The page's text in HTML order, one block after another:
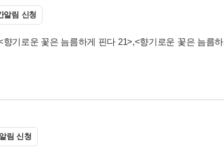
알림 신청
향기로운 꽃은 늠름하게 핀다 21>,<향기로운 꽃은 늠름
림 신청